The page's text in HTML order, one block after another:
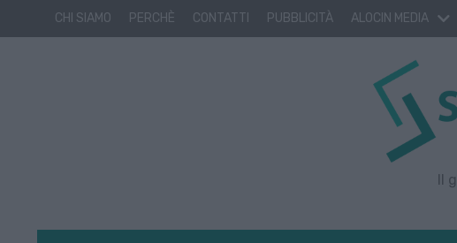
CHI SIAMO PERCHÈ CONTATTI PUBBLICITÀ ALOCIN MEDIA
Il